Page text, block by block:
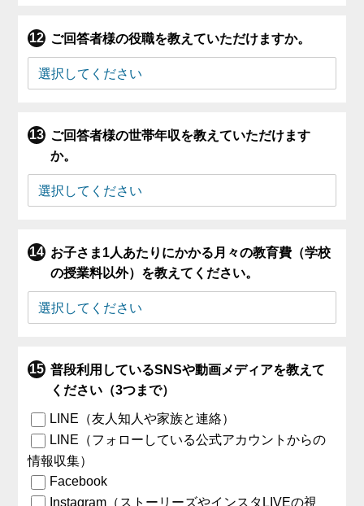
ご回答者様の役職を教えていただけますか。
ご回答者様の世帯年収を教えていただけます
か。
お子さま1人あたりにかかる月々の教育費（学校
の授業料以外）を教えてください。
普段利用しているSNSや動画メディアを教えて
ください（3つまで）
LINE（友人知人や家族と連絡）
LINE（フォローしている公式アカウントからの
情報収集）
Facebook
Instagram（ストーリーズやインスタLIVEの視